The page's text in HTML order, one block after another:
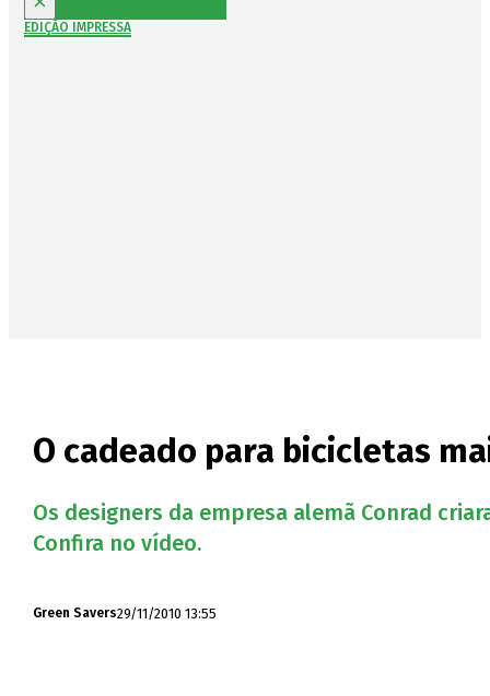
EDIÇÃO IMPRESSA
O cadeado para bicicletas
Os designers da empresa alemã Conrad
Confira no vídeo.
Green Savers29/11/2010 13:55